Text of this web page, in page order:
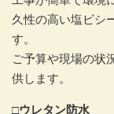
久性の高い塩ビシ
す。
ご予算や現場の状
供します。
□ウレタン防水